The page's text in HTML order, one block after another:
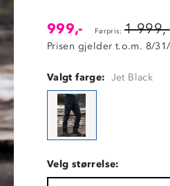
999,- Førpris: 1 999,-
Prisen gjelder t.o.m. 8/
Valgt farge: Jet Black
Velg størrelse: